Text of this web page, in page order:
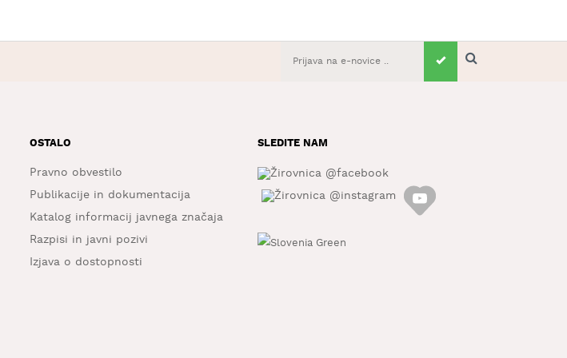
OSTALO
Pravno obvestilo
Publikacije in dokumentacija
Katalog informacij javnega značaja
Razpisi in javni pozivi
Izjava o dostopnosti
SLEDITE NAM